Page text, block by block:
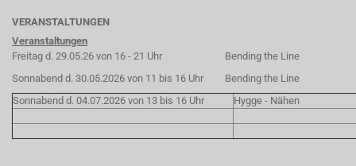
VERANSTALTUNGEN
Veranstaltungen
Freitag d. 29.05.26 von 16 - 21 Uhr
Bending the Line
Sonnabend d. 30.05.2026 von 11 bis 16 Uhr
Bending the Line
Sonnabend d. 04.07.2026 von 13 bis 16 Uhr
Hygge - Nähen